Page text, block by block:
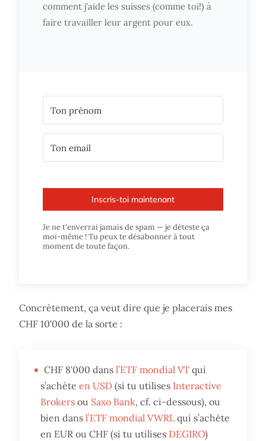
comment j'aide les suisses (comme toi!) à
faire travailler leur argent pour eux.
Inscris-toi maintenant
Je ne t'enverrai jamais de spam — je déteste ça
moi-même ! Tu peux te désabonner à tout
moment de toute façon.
Concrètement, ça veut dire que je placerais mes
CHF 10'000 de la sorte :
CHF 8'000 dans l’ETF mondial VT qui
s’achète en USD (si tu utilises Interactive
Brokers ou Saxo Bank, cf. ci-dessous), ou
bien dans l’ETF mondial VWRL qui s’achète
en EUR ou CHF (si tu utilises DEGIRO)